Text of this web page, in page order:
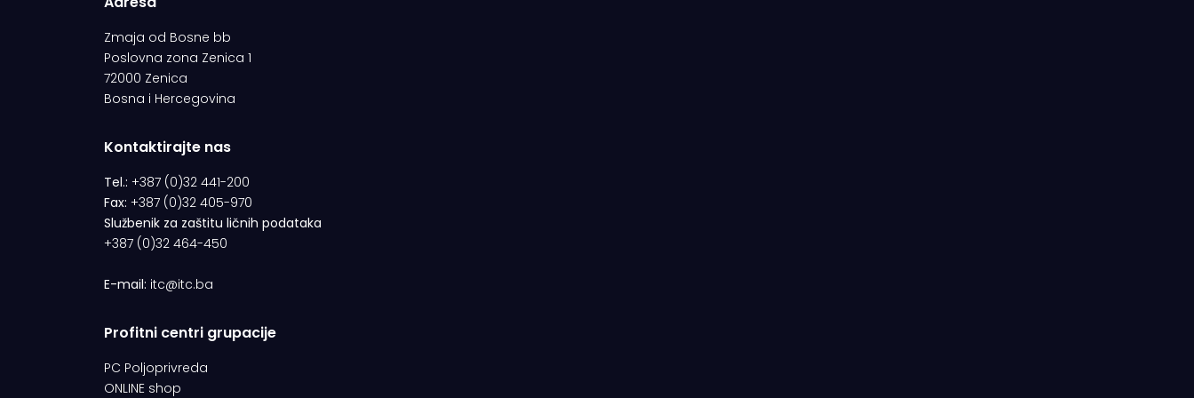
Zmaja od Bosne bb
Poslovna zona Zenica 1
72000 Zenica
Bosna i Hercegovina
Kontaktirajte nas
Tel.: +387 (0)32 441-200
Fax: +387 (0)32 405-970
Službenik za zaštitu ličnih podataka
+387 (0)32 464-450
E-mail: itc@itc.ba
Profitni centri grupacije
PC Poljoprivreda
ONLINE shop